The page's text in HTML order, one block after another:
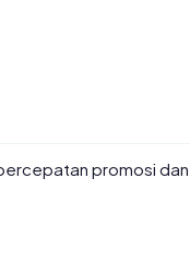
promosi dan